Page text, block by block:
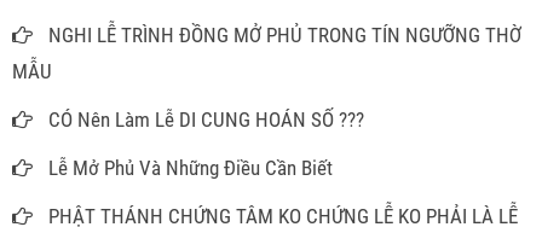
NGHI LỄ TRÌNH ĐỒNG MỞ PHỦ TRONG TÍN NGƯỠNG THỜ
MẪU
CÓ Nên Làm Lễ DI CUNG HOÁN SỐ ???
Lễ Mở Phủ Và Những Điều Cần Biết
PHẬT THÁNH CHỨNG TÂM KO CHỨNG LỄ KO PHẢI LÀ LỄ